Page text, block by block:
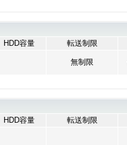
HDD容量 転送制限
無制限
HDD容量 転送制限